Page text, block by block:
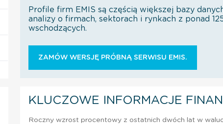
Profile firm EMIS są częścią większej bazy
analizy o firmach, sektorach i rynkach z ponad
wschodzących.
ZAMÓW WERSJĘ PRÓBNĄ SERWISU EMIS.
KLUCZOWE INFORMACJE
Roczny wzrost procentowy z ostatnich dwóch lat w